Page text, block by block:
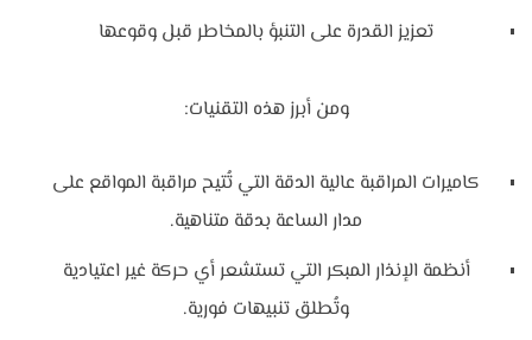
تعزيز القدرة على التنبؤ بالمخاطر قبل وقوعها
ومن أبرز هذه التقنيات:
كاميرات المراقبة عالية الدقة التي تُتيح مراقبة المواقع على
مدار الساعة بدقة متناهية.
أنظمة الإنذار المبكر التي تستشعر أي حركة غير اعتيادية
وتُطلق تنبيهات فورية.